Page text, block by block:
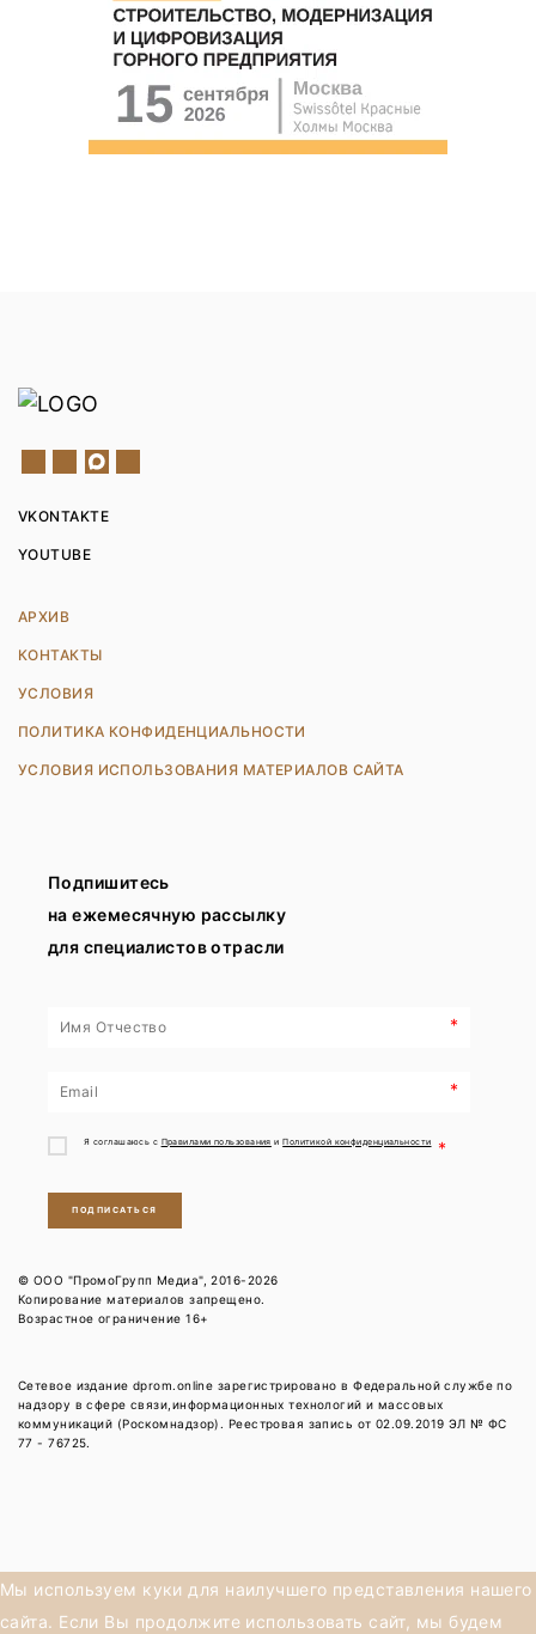
VKONTAKTE
YOUTUBE
АРХИВ
КОНТАКТЫ
УСЛОВИЯ
ПОЛИТИКА КОНФИДЕНЦИАЛЬНОСТИ
УСЛОВИЯ ИСПОЛЬЗОВАНИЯ МАТЕРИАЛОВ САЙТА
Подпишитесь
на ежемесячную рассылку
для специалистов отрасли
*
*
Я соглашаюсь с Правилами пользования иПолитикой конфиденциальности *
ПОДПИСАТЬСЯ
© ООО "ПромоГрупп Медиа", 2016-2026
Копирование материалов запрещено.
Возрастное ограничение 16+
Сетевое издание dprom.online зарегистрировано в Федеральной службе по
надзору в сфере связи,информационных технологий и массовых
коммуникаций (Роскомнадзор). Реестровая запись от 02.09.2019 ЭЛ № ФС
77 - 76725.
Мы используем куки для наилучшего представления нашего
сайта. Если Вы продолжите использовать сайт, мы будем